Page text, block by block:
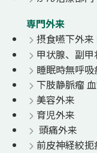
専門外来
摂食嚥下外来
甲状腺、副
睡眠時無呼
下肢静脈瘤
美容外来
育児外来
頭痛外来
前皮神経絞扼